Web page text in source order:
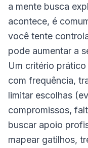
a mente busca
acontece, é
você tente
pode aumentar a
Um critério
com frequência,
limitar escolhas
compromissos,
buscar apoio
mapear gatilhos,